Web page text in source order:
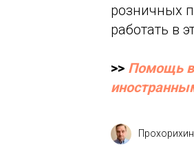
розничных
работать в
>> Помощь в